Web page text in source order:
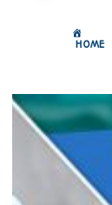
HOME